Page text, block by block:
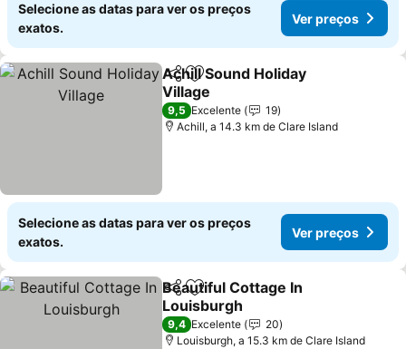
Selecione as datas para ver os preços
exatos.
Ver preços
PartilharAdicionar aos favoritos
Achill Sound Holiday
Village
Ver preços
9,5 Excelente
19
Achill, a 14.3 km de Clare Island
Selecione as datas para ver os preços
exatos.
Ver preços
PartilharAdicionar aos favoritos
Beautiful Cottage In
Louisburgh
Ver preços
9,4 Excelente
20
Louisburgh, a 15.3 km de Clare Island